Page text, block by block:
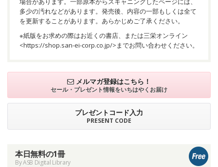
多少の汚れなどがあります。発売後、内容の一部もしくは全て
を更新することがあります。あらかじめご了承ください。
※紙版をお求めの際はお近くの書店、または三栄オンライン
<https://shop.san-ei-corp.co.jp/>までお問い合わせください。
メルマガ登録はこちら！
セール・プレゼント情報をいちはやくお届け
プレゼントコード入力
PRESENT CODE
本日無料の1冊
By ASB Digital Library